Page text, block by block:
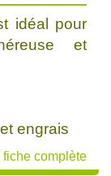
idéal pour
et
engrais
fiche complète